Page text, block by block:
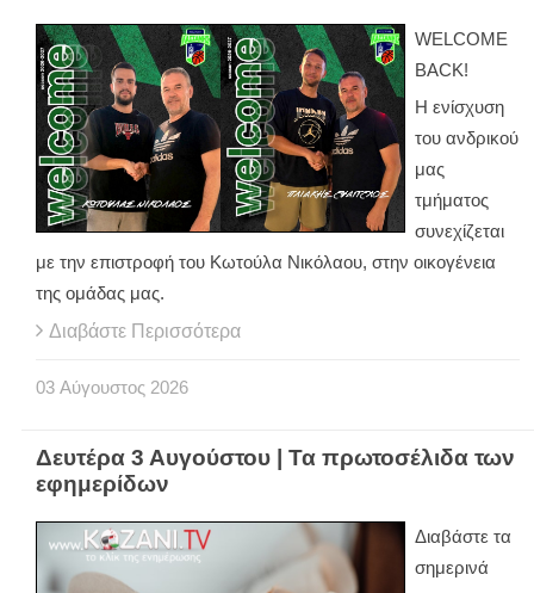
WELCOME
BACK!
Η ενίσχυση
του ανδρικού
μας
τμήματος
συνεχίζεται
με την επιστροφή του Κωτούλα Νικόλαου, στην οικογένεια
της ομάδας μας.
Διαβάστε Περισσότερα
03 Αύγουστος 2026
Δευτέρα 3 Αυγούστου | Τα πρωτοσέλιδα των
εφημερίδων
Διαβάστε τα
σημερινά